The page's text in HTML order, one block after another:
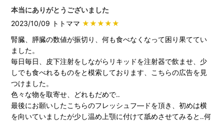
本当にありがとうございました
2023/10/09 トトママ ★★★★★
腎臓、膵臓の数値が振切り、何も食べなくなって困り果ててい
ました。
毎日毎日、皮下注射をしながらリキッドを注射器で飲ませ、少
しでも食べれるものをと模索しております、こちらの広告を見
つけました。
色々な物を取寄せ、どれもだめで‥
最後にお願いしたこちらのフレッシュフ―ドを頂き、初めは横
を向いていましたが少し温め上顎に付けて舐めさせてみると‥何